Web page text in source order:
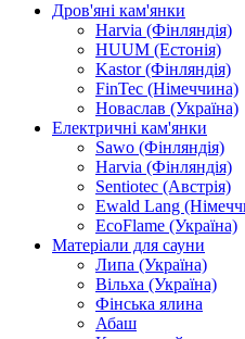
Дров'яні кам'янки
Harvia (Фінляндія)
HUUM (Естонія)
Kastor (Фінляндія)
FinTec (Німеччина)
Новаслав (Україна)
Електричні кам'янки
Sawo (Фінляндія)
Harvia (Фінляндія)
Sentiotec (Австрія)
Ewald Lang
EcoFlame (Україна)
Матеріали для сауни
Липа (Україна)
Вільха (Україна)
Фінська ялина
Абаш